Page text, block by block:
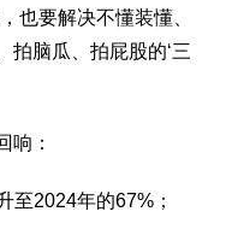
也要解决不懂装懂、
拍脑瓜、拍屁股的‘三
：
2024年的67%；